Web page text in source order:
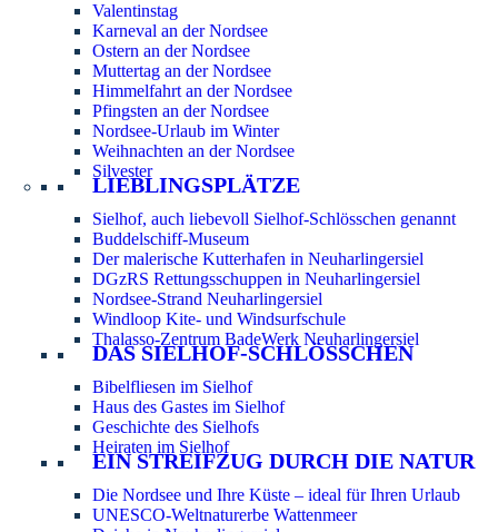
Valentinstag
Karneval an der Nordsee
Ostern an der Nordsee
Muttertag an der Nordsee
Himmelfahrt an der Nordsee
Pfingsten an der Nordsee
Nordsee-Urlaub im Winter
Weihnachten an der Nordsee
Silvester
LIEBLINGSPLÄTZE
Sielhof, auch liebevoll Sielhof-Schlösschen genannt
Buddelschiff-Museum
Der malerische Kutterhafen in Neuharlingersiel
DGzRS Rettungsschuppen in Neuharlingersiel
Nordsee-Strand Neuharlingersiel
Windloop Kite- und Windsurfschule
Thalasso-Zentrum BadeWerk Neuharlingersiel
DAS SIELHOF-SCHLÖSSCHEN
Bibelfliesen im Sielhof
Haus des Gastes im Sielhof
Geschichte des Sielhofs
Heiraten im Sielhof
EIN STREIFZUG DURCH DIE NATUR
Die Nordsee und Ihre Küste – ideal für Ihren Urlaub
UNESCO-Weltnaturerbe Wattenmeer